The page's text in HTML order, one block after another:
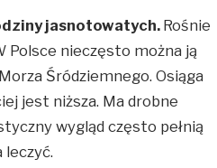
jasnotowatych. Rośnie
Polsce nieczęsto można ją
Śródziemnego. Osiąga
jest niższa. Ma drobne
wygląd często pełnią
leczyć.